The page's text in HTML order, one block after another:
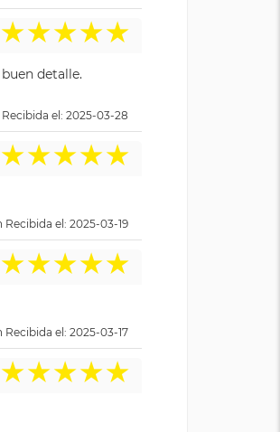
★★★★★
detalle.
el: 2025-03-28
★★★★★
Recibida el: 2025-03-19
★★★★★
Recibida el: 2025-03-17
★★★★★